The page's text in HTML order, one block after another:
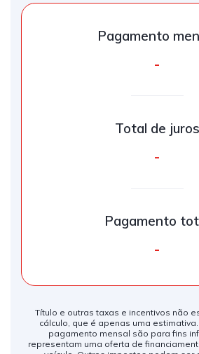
Pagamento
-
Total de juros
-
Pagamento
-
Título e outras taxas e incentivos não
cálculo, que é apenas uma
pagamento mensal são para fins
representam uma oferta de